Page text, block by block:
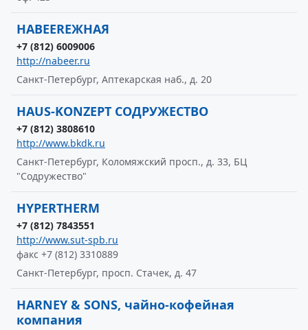
HABEERЕЖНАЯ
+7 (812) 6009006
http://nabeer.ru
Санкт-Петербург, Аптекарская наб., д. 20
HAUS-KONZEPT СОДРУЖЕСТВО
+7 (812) 3808610
http://www.bkdk.ru
Санкт-Петербург, Коломяжский просп., д. 33, БЦ
"Содружество"
HYPERTHERM
+7 (812) 7843551
http://www.sut-spb.ru
факс +7 (812) 3310889
Санкт-Петербург, просп. Стачек, д. 47
HARNEY & SONS, чайно-кофейная
компания